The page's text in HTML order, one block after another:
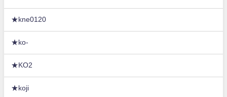
★kne0120
★ko-
★KO2
★koji